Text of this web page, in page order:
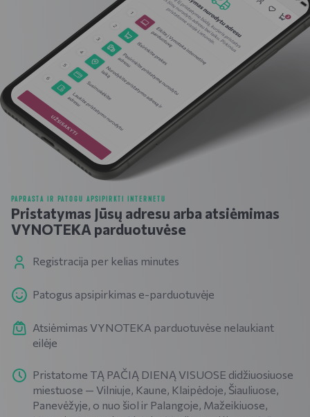
PAPRASTA IR PATOGU APSIPIRKTI INTERNETU
Pristatymas Jūsų adresu arba atsiėmimas
VYNOTEKA parduotuvėse
Registracija per kelias minutes
Patogus apsipirkimas e-parduotuvėje
Atsiėmimas VYNOTEKA parduotuvėse nelaukiant
eilėje
Pristatome TĄ PAČIĄ DIENĄ VISUOSE didžiuosiuose
miestuose — Vilniuje, Kaune, Klaipėdoje, Šiauliuose,
Panevėžyje, o nuo šiol ir Palangoje, Mažeikiuose,